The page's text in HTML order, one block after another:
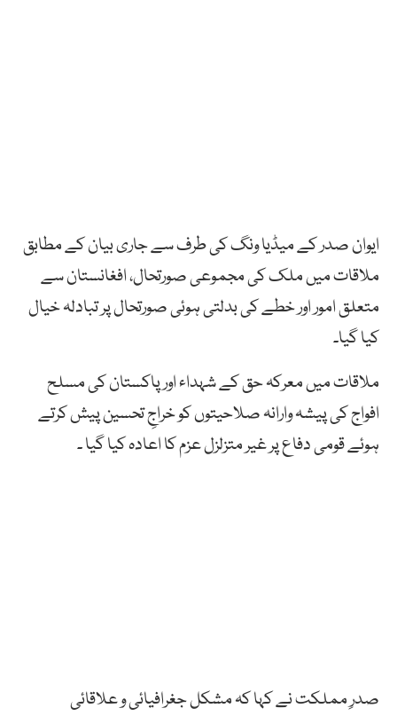
ایوان صدر کے میڈیا ونگ کی طرف سے جاری بیان کے مطابق
ملاقات میں ملک کی مجموعی صورتحال، افغانستان سے
متعلق امور اور خطے کی بدلتی ہوئی صورتحال پر تبادلہ خیال
کیا گیا۔
ملاقات میں معرکہ حق کے شہداء اور پاکستان کی مسلح
افواج کی پیشہ وارانہ صلاحیتوں کو خراجِ تحسین پیش کرتے
ہوئے قومی دفاع پر غیر متزلزل عزم کا اعادہ کیا گیا ۔
صدرِ مملکت نے کہا کہ مشکل جغرافیائی و علاقائی